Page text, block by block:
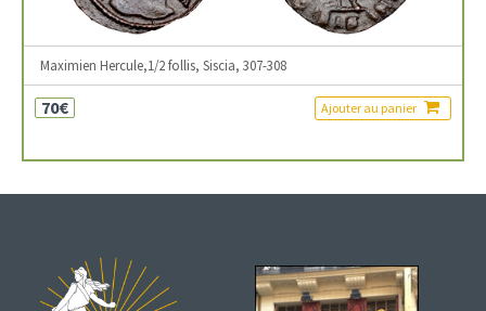
Maximien Hercule,1/2 follis, Siscia, 307-308
70€ Ajouter au panier